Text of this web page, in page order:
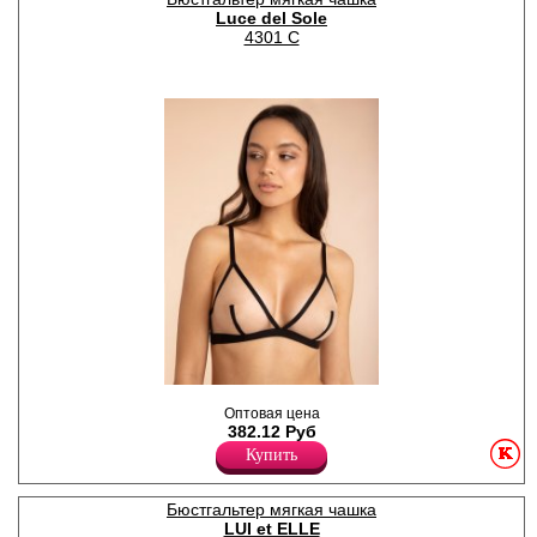
Эластан 10%
Luce del Sole
4301 C
прозрачной сетки с
контрастными вставками.
Эластичная тесьма и гибкие
боковые пластины создают
отличную поддержку груди.
Бретели регулируются по
длине, несъемные. Модель
Оптовая цена
382.12 Руб
Купить
Бюстгальтер мягкая чашка
LUI et ELLE